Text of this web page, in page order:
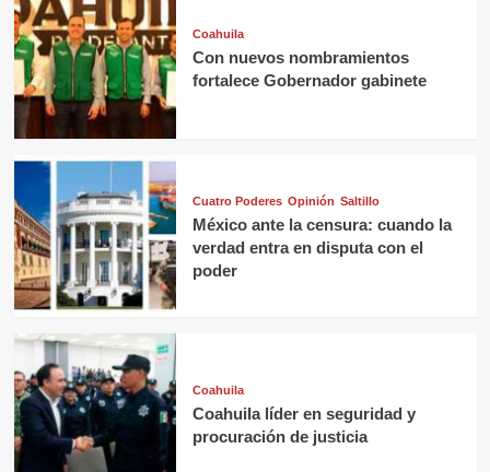
Coahuila
Con nuevos nombramientos
fortalece Gobernador gabinete
Cuatro Poderes Opinión Saltillo
México ante la censura: cuando la
verdad entra en disputa con el
poder
Coahuila
Coahuila líder en seguridad y
procuración de justicia